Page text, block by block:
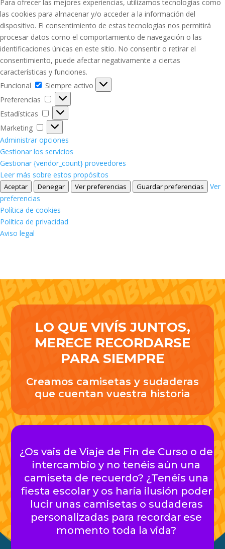
Para ofrecer las mejores experiencias, utilizamos tecnologías como
las cookies para almacenar y/o acceder a la información del
dispositivo. El consentimiento de estas tecnologías nos permitirá
procesar datos como el comportamiento de navegación o las
identificaciones únicas en este sitio. No consentir o retirar el
consentimiento, puede afectar negativamente a ciertas
características y funciones.
Funcional
Funcional
Siempre activo
Preferencias
Preferencias
Estadísticas
Estadísticas
Marketing
Marketing
Administrar opciones
Gestionar los servicios
Gestionar {vendor_count} proveedores
Leer más sobre estos propósitos
Aceptar Denegar Ver preferencias Guardar preferencias
Ver
preferencias
Política de cookies
Política de privacidad
Aviso legal
LO QUE VIVÍS JUNTOS,
MERECE RECORDARSE
PARA SIEMPRE
Creamos camisetas y sudaderas
que cuentan vuestra historia
¿Os vais de Viaje de Fin de Curso o de
intercambio y no tenéis aún una
camiseta de recuerdo? ¿Tenéis una
fiesta escolar y os haría ilusión poder
lucir unas camisetas o sudaderas
personalizadas para recordar ese
momento toda la vida?